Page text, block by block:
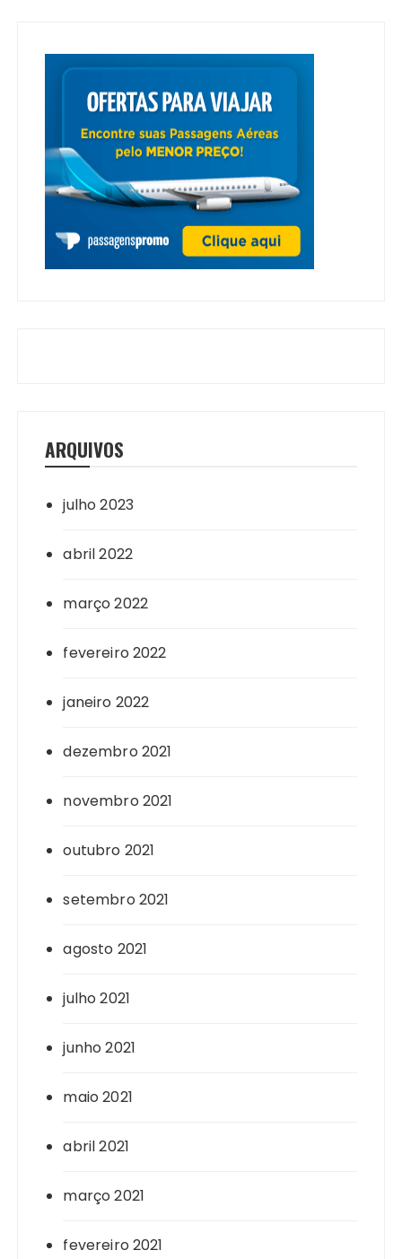
ARQUIVOS
julho 2023
abril 2022
março 2022
fevereiro 2022
janeiro 2022
dezembro 2021
novembro 2021
outubro 2021
setembro 2021
agosto 2021
julho 2021
junho 2021
maio 2021
abril 2021
março 2021
fevereiro 2021